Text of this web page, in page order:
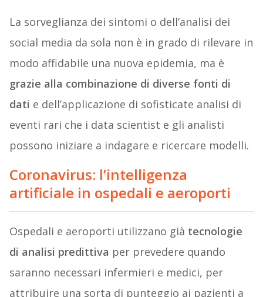
La sorveglianza dei sintomi o dell’analisi dei
social media da sola non è in grado di rilevare in
modo affidabile una nuova epidemia, ma è
grazie alla combinazione di diverse fonti di
dati e dell’applicazione di sofisticate analisi di
eventi rari che i data scientist e gli analisti
possono iniziare a indagare e ricercare modelli.
Coronavirus: l’intelligenza
artificiale in ospedali e aeroporti
Ospedali e aeroporti utilizzano già tecnologie
di analisi predittiva per prevedere quando
saranno necessari infermieri e medici, per
attribuire una sorta di punteggio ai pazienti a